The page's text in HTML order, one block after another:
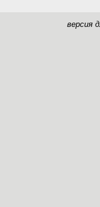
версия